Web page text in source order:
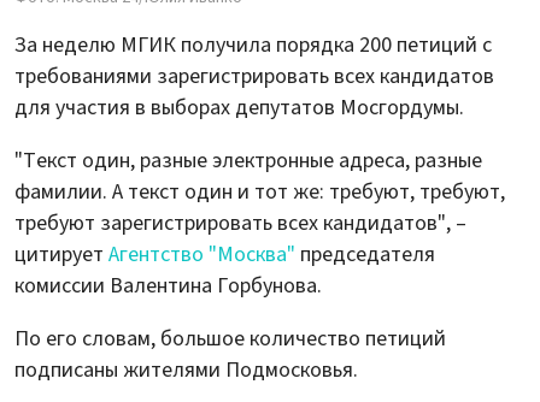
За неделю МГИК получила порядка 200 петиций с
требованиями зарегистрировать всех кандидатов
для участия в выборах депутатов Мосгордумы.
"Текст один, разные электронные адреса, разные
фамилии. А текст один и тот же: требуют, требуют,
требуют зарегистрировать всех кандидатов", –
цитирует Агентство "Москва" председателя
комиссии Валентина Горбунова.
По его словам, большое количество петиций
подписаны жителями Подмосковья.